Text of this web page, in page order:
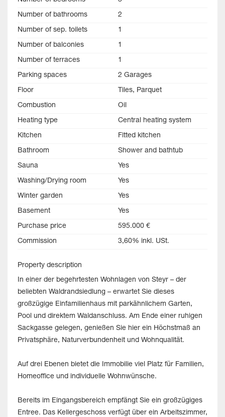
Number of bathrooms 2
Number of sep. toilets 1
Number of balconies 1
Number of terraces 1
Parking spaces 2 Garages
Floor Tiles, Parquet
Combustion Oil
Heating type Central heating system
Kitchen Fitted kitchen
Bathroom Shower and bathtub
Sauna Yes
Washing/Drying room Yes
Winter garden Yes
Basement Yes
Purchase price 595.000 €
Commission 3,60% inkl. USt.
Property description
In einer der begehrtesten Wohnlagen von Steyr – der
beliebten Waldrandsiedlung – erwartet Sie dieses
großzügige Einfamilienhaus mit parkähnlichem Garten,
Pool und direktem Waldanschluss. Am Ende einer ruhigen
Sackgasse gelegen, genießen Sie hier ein Höchstmaß an
Privatsphäre, Naturverbundenheit und Wohnqualität.
Auf drei Ebenen bietet die Immobilie viel Platz für Familien,
Homeoffice und individuelle Wohnwünsche.
Bereits im Eingangsbereich empfängt Sie ein großzügiges
Entree. Das Kellergeschoss verfügt über ein Arbeitszimmer,